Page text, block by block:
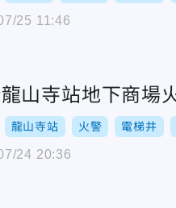
25 11:46
山寺站地下商
龍山寺站 火警 電梯井
24 20:36